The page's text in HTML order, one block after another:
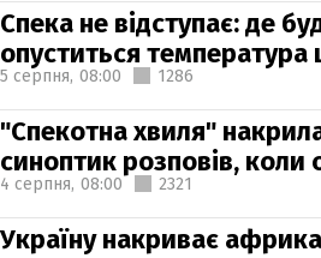
Спека не відступає: де
опуститься температура
5 серпня, 08:00 1286
"Спекотна хвиля"
синоптик розповів, коли
4 серпня, 08:00 2321
Україну накриває